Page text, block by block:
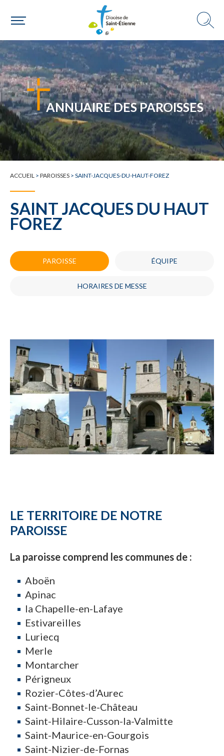
Choisir ma paroisse par commune
Une commune
ANNUAIRE DES PAROISSES
ACCUEIL > PAROISSES > SAINT-JACQUES-DU-HAUT-FOREZ
SAINT JACQUES DU HAUT
FOREZ
PAROISSE ÉQUIPE
HORAIRES DE MESSE
LE TERRITOIRE DE NOTRE
PAROISSE
La paroisse comprend les communes de :
Aboën
Apinac
la Chapelle-en-Lafaye
Estivareilles
Luriecq
Merle
Montarcher
Périgneux
Rozier-Côtes-d’Aurec
Saint-Bonnet-le-Château
Saint-Hilaire-Cusson-la-Valmitte
Saint-Maurice-en-Gourgois
Saint-Nizier-de-Fornas